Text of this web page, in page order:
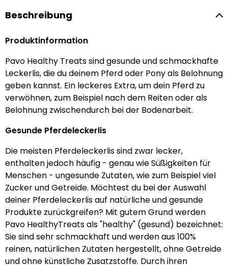
Beschreibung
Produktinformation
Pavo Healthy Treats sind gesunde und schmackhafte
Leckerlis, die du deinem Pferd oder Pony als Belohnung
geben kannst. Ein leckeres Extra, um dein Pferd zu
verwöhnen, zum Beispiel nach dem Reiten oder als
Belohnung zwischendurch bei der Bodenarbeit.
Gesunde Pferdeleckerlis
Die meisten Pferdeleckerlis sind zwar lecker,
enthalten jedoch häufig - genau wie Süßigkeiten für
Menschen - ungesunde Zutaten, wie zum Beispiel viel
Zucker und Getreide. Möchtest du bei der Auswahl
deiner Pferdeleckerlis auf natürliche und gesunde
Produkte zurückgreifen? Mit gutem Grund werden
Pavo HealthyTreats als "healthy" (gesund) bezeichnet:
Sie sind sehr schmackhaft und werden aus 100%
reinen, natürlichen Zutaten hergestellt, ohne Getreide
und ohne künstliche Zusatzstoffe. Durch ihren